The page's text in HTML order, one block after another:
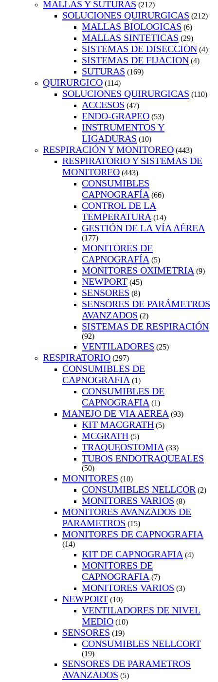
MALLAS Y SUTURAS (212)
SOLUCIONES QUIRURGICAS (212)
MALLAS BIOLOGICAS (6)
MALLAS SINTETICAS (29)
SISTEMAS DE DISECCION (4)
SISTEMAS DE FIJACION (4)
SUTURAS (169)
QUIRURGICO (114)
SOLUCIONES QUIRURGICAS (110)
ACCESOS (47)
ENDO-GRAPEO (53)
INSTRUMENTOS Y
LIGADURAS (10)
RESPIRACIÓN Y MONITOREO (443)
RESPIRATORIO Y SISTEMAS DE
MONITOREO (443)
CONSUMIBLES
CAPNOGRAFÍA (66)
CONTROL DE LA
TEMPERATURA (14)
GESTIÓN DE LA VÍA AÉREA
(177)
MONITORES DE
CAPNOGRAFÍA (5)
MONITORES OXIMETRIA (9)
NEWPORT (45)
SENSORES (8)
SENSORES DE PARÁMETROS
AVANZADOS (2)
SISTEMAS DE RESPIRACIÓN
(92)
VENTILADORES (25)
RESPIRATORIO (297)
CONSUMIBLES DE
CAPNOGRAFIA (1)
CONSUMIBLES DE
CAPNOGRAFIA (1)
MANEJO DE VIA AEREA (93)
KIT MACGRATH (5)
MCGRATH (5)
TRAQUEOSTOMIA (33)
TUBOS ENDOTRAQUEALES
(50)
MONITORES (10)
CONSUMIBLES NELLCOR (2)
MONITORES VARIOS (8)
MONITORES AVANZADOS DE
PARAMETROS (15)
MONITORES DE CAPNOGRAFIA
(14)
KIT DE CAPNOGRAFIA (4)
MONITORES DE
CAPNOGRAFIA (7)
MONITORES VARIOS (3)
NEWPORT (10)
VENTILADORES DE NIVEL
MEDIO (10)
SENSORES (19)
CONSUMIBLES NELLCORT
(19)
SENSORES DE PARAMETROS
AVANZADOS (5)